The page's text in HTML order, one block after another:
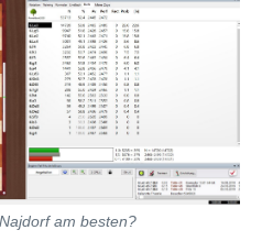
am besten?